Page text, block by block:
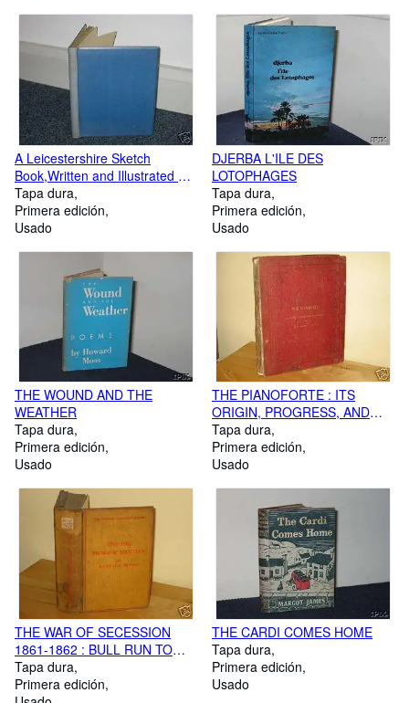
A Leicestershire Sketch
Book,Written and Illustrated by
Lionel Edwards
Tapa dura
Primera edición
Usado
DJERBA L'ILE DES
LOTOPHAGES
Tapa dura
Primera edición
Usado
THE WOUND AND THE
WEATHER
Tapa dura
Primera edición
Usado
THE PIANOFORTE : ITS
ORIGIN, PROGRESS, AND
CONSTRUCTION; WITH
SOME ACCOUNT OF
INSTRUMENTS OF THE SAME
VIZ. THE CALVICHORD, THE
VIRGINAL, THE SPINET, THE
HARPSICHORD, ETC. TO
WHICH IS ADDED A
SELECTION OF
INTERESTING SPECIMENS .
Tapa dura
Primera edición
Usado
THE WAR OF SECESSION
1861-1862 : BULL RUN TO
MALVERN HILL ("THE
SPECIAL CAMPAIGN SERIES
Tapa dura
Primera edición
THE CARDI COMES HOME
Tapa dura
Primera edición
Usado